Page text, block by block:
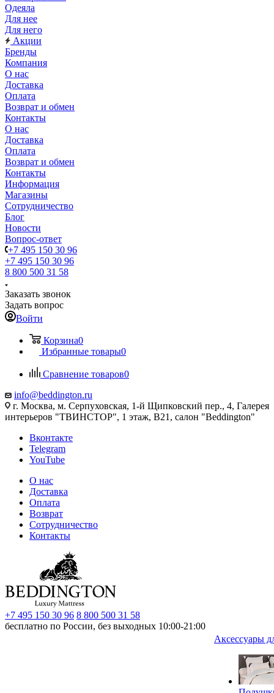
Одеяла
Для нее
Для него
Акции
Бренды
Компания
О нас
Доставка
Оплата
Возврат и обмен
Контакты
О нас
Доставка
Оплата
Возврат и обмен
Контакты
Информация
Магазины
Сотрудничество
Блог
Новости
Вопрос-ответ
+7 495 150 30 96
+7 495 150 30 96
8 800 500 31 58
Заказать звонок
Задать вопрос
Войти
Корзина0
Избранные товары0
Сравнение товаров0
info@beddington.ru
г. Москва, м. Серпуховская, 1-й Щипковский пер., 4, Галерея
интерьеров "ТВИНСТОР", 1 этаж, B21, салон "Beddington"
Вконтакте
Telegram
YouTube
О нас
Доставка
Оплата
Возврат
Сотрудничество
Контакты
+7 495 150 30 96 8 800 500 31 58
бесплатно по России, без выходных 10:00-21:00
Аксессуары